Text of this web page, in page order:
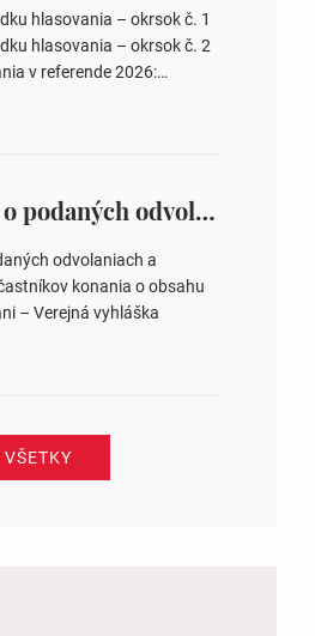
–…
hlasovania – okrsok č. 1
hlasovania – okrsok č. 2
v referende 2026:
www.volbysr.sk/…
Oznámenie o podaných odvolaniach a upovedomenie účastníkov konania o obsahu podaných odvolani – Verejná vyhláška
odvolaniach a
konania o obsahu
– Verejná vyhláška